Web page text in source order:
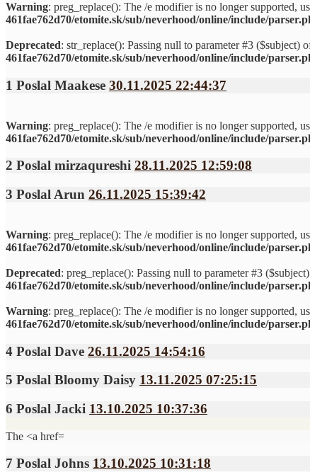
Warning: preg_replace(): The /e modifier is no longer supported,
461fae762d70/etomite.sk/sub/neverhood/online/include/
Deprecated: str_replace(): Passing null to parameter #3 ($subject)
461fae762d70/etomite.sk/sub/neverhood/online/include/
1 Poslal Maakese 30.11.2025 22:44:37
Warning: preg_replace(): The /e modifier is no longer supported,
461fae762d70/etomite.sk/sub/neverhood/online/include/
2 Poslal mirzaqureshi 28.11.2025 12:59:08
3 Poslal Arun 26.11.2025 15:39:42
Warning: preg_replace(): The /e modifier is no longer supported,
461fae762d70/etomite.sk/sub/neverhood/online/include/
Deprecated: preg_replace(): Passing null to parameter #3
461fae762d70/etomite.sk/sub/neverhood/online/include/
Warning: preg_replace(): The /e modifier is no longer supported,
461fae762d70/etomite.sk/sub/neverhood/online/include/
4 Poslal Dave 26.11.2025 14:54:16
5 Poslal Bloomy Daisy 13.11.2025 07:25:15
6 Poslal Jacki 13.10.2025 10:37:36
The <a href=
7 Poslal Johns 13.10.2025 10:31:18